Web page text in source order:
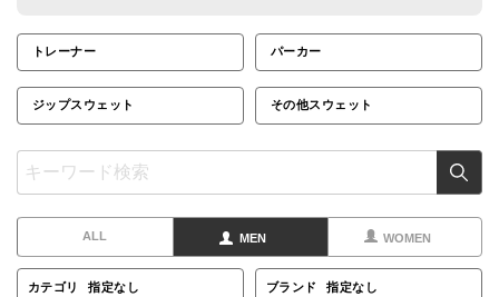
トレーナー パーカー
ジップスウェット その他スウェット
ALL MEN WOMEN
カテゴリ 指定なし ブランド 指定なし